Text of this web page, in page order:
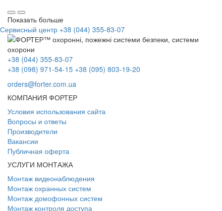
Показать больше
Сервисный центр +38 (044) 355-83-07
+38 (044) 355-83-07
+38 (098) 971-54-15 +38 (095) 803-19-20
orders@forter.com.ua
КОМПАНИЯ ФОРТЕР
Условия использования сайта
Вопросы и ответы
Производители
Вакансии
Публичная оферта
УСЛУГИ МОНТАЖА
Монтаж видеонаблюдения
Монтаж охранных систем
Монтаж домофонных систем
Монтаж контроля доступа